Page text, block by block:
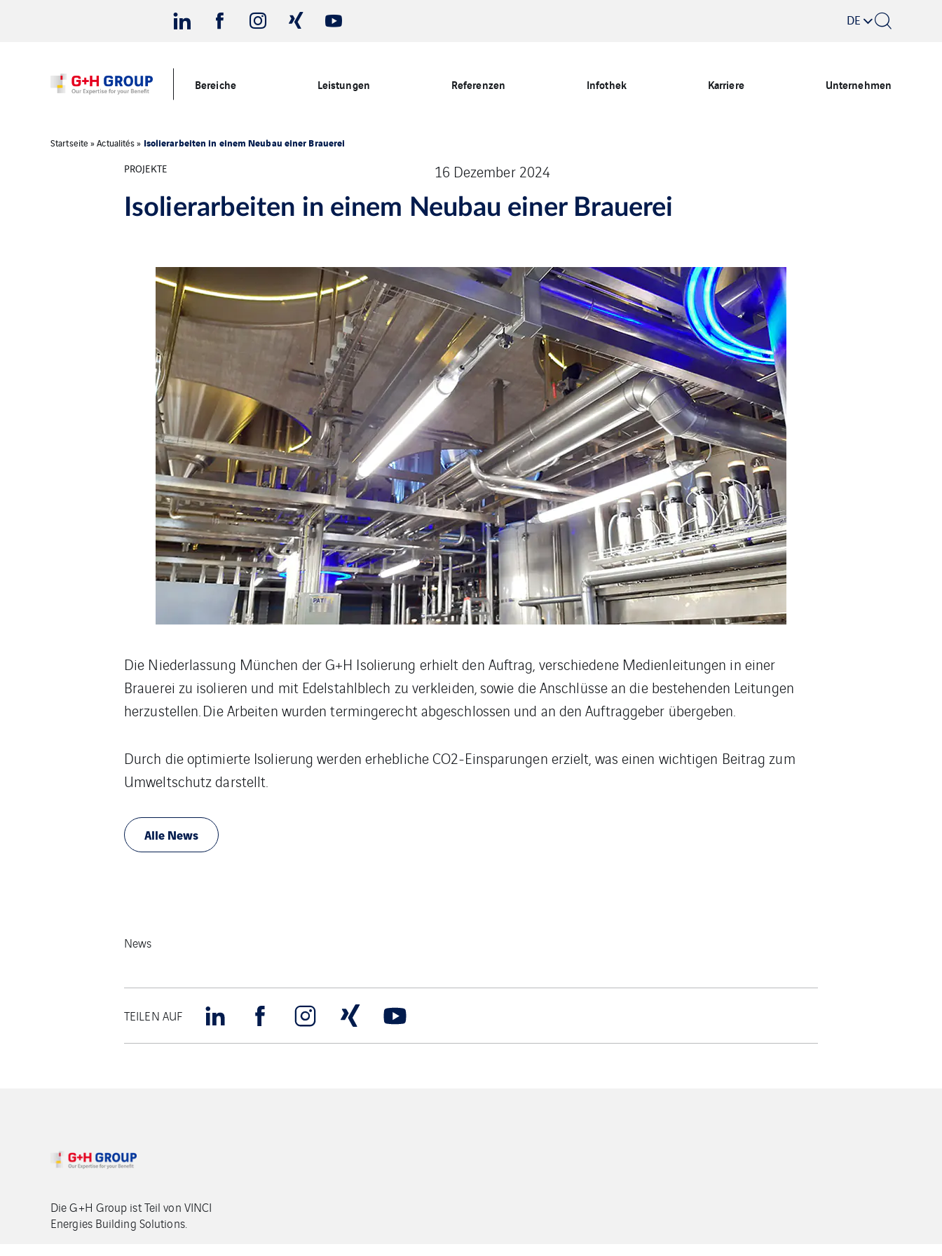
DE
Bereiche Leistungen Referenzen Infothek Karriere Unternehmen
Startseite »Actualités» Isolierarbeiten in einem Neubau einer Brauerei
PROJEKTE
16 Dezember 2024
Isolierarbeiten in einem Neubau einer Brauerei
Die Niederlassung München der G+H Isolierung erhielt den Auftrag, verschiedene Medienleitungen in einer
Brauerei zu isolieren und mit Edelstahlblech zu verkleiden, sowie die Anschlüsse an die bestehenden Leitungen
herzustellen. Die Arbeiten wurden termingerecht abgeschlossen und an den Auftraggeber übergeben.
Durch die optimierte Isolierung werden erhebliche CO2-Einsparungen erzielt, was einen wichtigen Beitrag zum
Umweltschutz darstellt.
Alle News
News
TEILEN AUF
Die G+H Group ist Teil von VINCI
Energies Building Solutions.